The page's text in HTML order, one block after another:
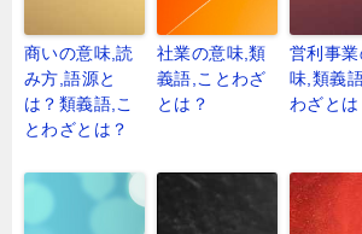
商いの意味,読
み方,語源と
は？類義語,こ
とわざとは？
社業の意味,類
義語,ことわざ
とは？
営利事
味,類義
わざとは